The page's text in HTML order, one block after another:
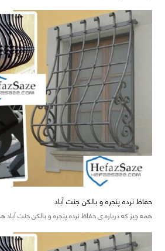
حفاظ نرده پنجره و بالکن جنت آباد
همه چیز که درباره ی حفاظ نرده پنجره و بالکن جنت